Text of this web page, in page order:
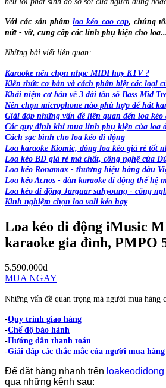
Với các sản phẩmloa kéo cao cap, chúng
nứt - vỡ, cung cấp các linh phụ kiện cho
Những bài viết liên quan:
Karaoke nên chọn nhạc MIDI hay KTV ?
Kiến thức cơ bản và cách phân biệt các loại
Khái niệm cơ bản về 3 dải tần số Bass Mid
Nên chọn microphone nào phù hợp để hát
Giải đáp những vấn đề liên quan đến loa kéo
Các quy định khi mua linh phụ kiện của loa
Cách sạc bình cho loa kéo di động
Loa karaoke Kiomic, dòng loa kéo giá rẻ tốt
Loa kéo BD giá rẻ mà chất, công nghệ của
Loa kéo Ronamax - thương hiệu hàng đầu
Loa kéo Acnos - dàn karaoke di động thế hệ
Loa kéo di động Jarguar suhyoung - công
Kinh nghiệm chọn loa vali kéo hay
Loa kéo di động iMusic
karaoke gia đình, PMPO
5.590.000đ
MUA NGAY
Những vấn đề quan trọng mà người mua hàng
-Quy trình giao hàng
-Chế độ bảo hành
-Hướng dẫn thanh toán
-Giải đáp các thắc mắc của người mua hàng
Để đặt hàng nhanh trên loakeodidong
qua những kênh sau: